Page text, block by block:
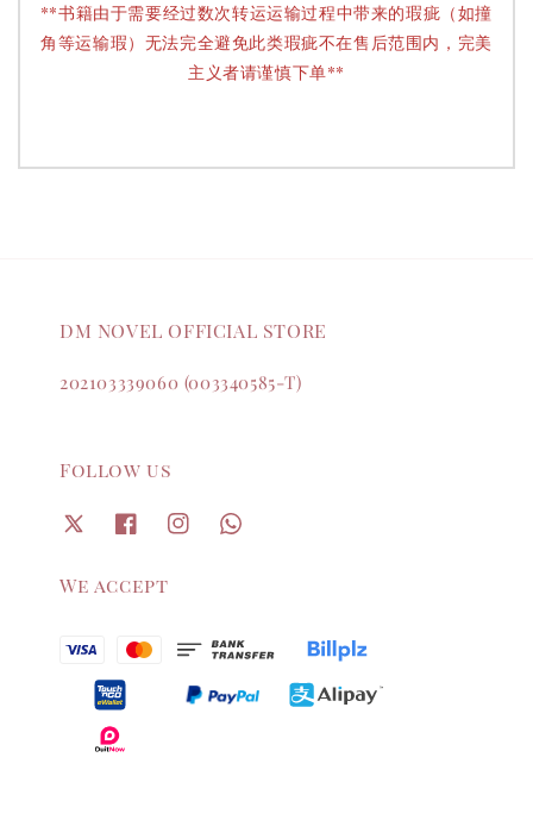
**书籍由于需要经过数次转运运输过程中带来的瑕疵（如撞
角等运输瑕）无法完全避免此类瑕疵不在售后范围内，完美
主义者请谨慎下单**
DM NOVEL OFFICIAL STORE
202103339060 (003340585-T)
Follow us
We accept